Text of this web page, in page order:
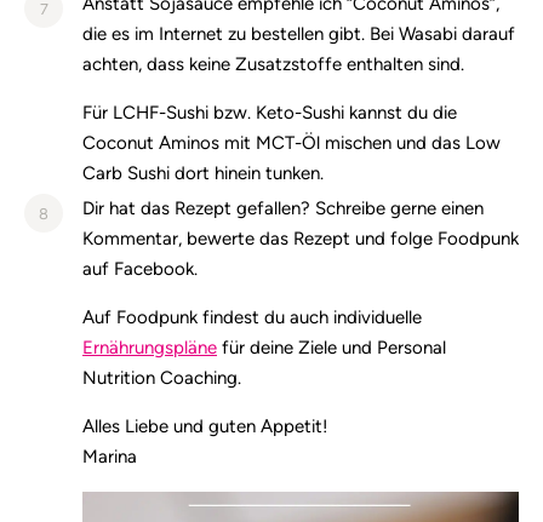
7
die es im Internet zu bestellen gibt. Bei Wasabi darauf
achten, dass keine Zusatzstoffe enthalten sind.
Für LCHF-Sushi bzw. Keto-Sushi kannst du die
Coconut Aminos mit MCT-Öl mischen und das Low
Carb Sushi dort hinein tunken.
8
Dir hat das Rezept gefallen? Schreibe gerne einen
Kommentar, bewerte das Rezept und folge Foodpunk
auf Facebook.
Auf Foodpunk findest du auch individuelle
Ernährungspläne für deine Ziele und Personal
Nutrition Coaching.
Alles Liebe und guten Appetit!
Marina